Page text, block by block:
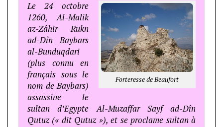
Forteresse de Beaufort
Le 24 octobre
1260, Al-Malik
az-Zâhir Rukn
ad-Dîn Baybars
al-Bunduqdari
(plus connu en
français sous le
nom de Baybars)
assassine le
sultan d’Egypte Al-Muzaffar Sayf ad-Dîn
Qutuz (« dit Qutuz »), et se proclame sultan à